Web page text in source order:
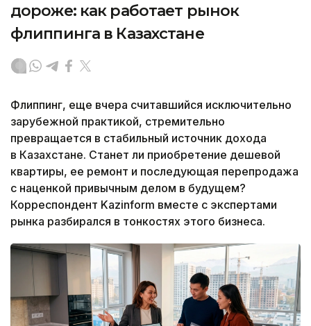
дороже: как работает рынок
флиппинга в Казахстане
Флиппинг, еще вчера считавшийся исключительно
зарубежной практикой, стремительно
превращается в стабильный источник дохода
в Казахстане. Станет ли приобретение дешевой
квартиры, ее ремонт и последующая перепродажа
с наценкой привычным делом в будущем?
Корреспондент Kazinform вместе с экспертами
рынка разбирался в тонкостях этого бизнеса.